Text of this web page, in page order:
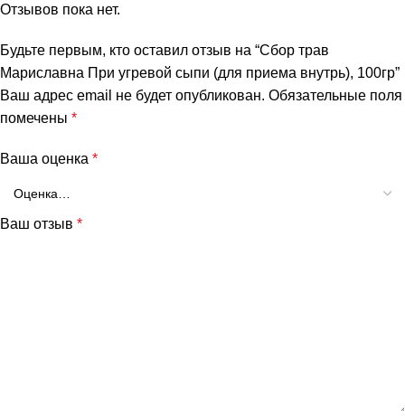
Отзывов пока нет.
Будьте первым, кто оставил отзыв на “Сбор трав
Мариславна При угревой сыпи (для приема внутрь), 100гр”
Ваш адрес email не будет опубликован. Обязательные поля
помечены *
Ваша оценка *
Ваш отзыв *